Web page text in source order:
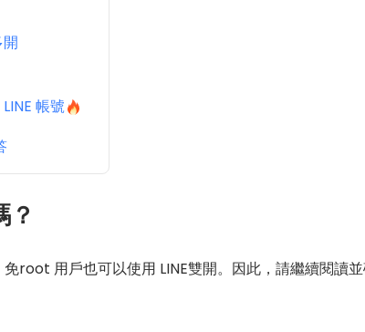
帳號
？
root 用戶也可以使用 LINE雙開。因此，請繼續閱讀